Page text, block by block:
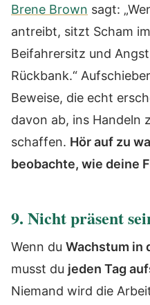
Brene Brown sagt:
antreibt, sitzt Scham
Beifahrersitz und
Rückbank.“
Beweise, die echt
davon ab, ins Handeln
schaffen. Hör auf zu
beobachte, wie deine
9. Nicht präsent
Wenn du Wachstum in
musst du jeden Tag
Niemand wird die